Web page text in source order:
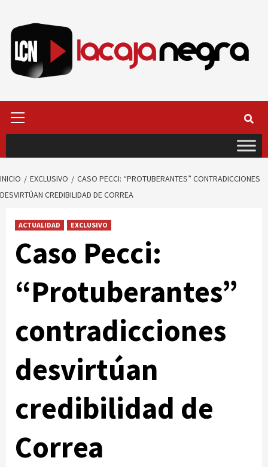
contenido
primario
INICIO EXCLUSIVO
CASO PECCI: “PROTUBERANTES” CONTRADICCIONES
DESVIRTÚAN CREDIBILIDAD DE CORREA
ACTUALIDAD EXCLUSIVO
Caso Pecci:
“Protuberantes”
contradicciones
desvirtúan
credibilidad de
Correa